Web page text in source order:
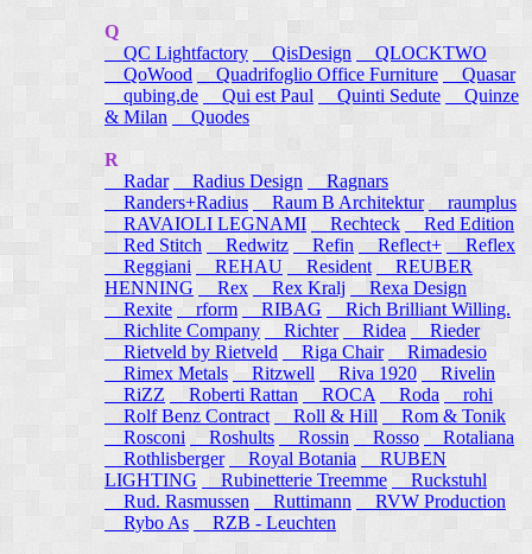
Q
QC Lightfactory
QisDesign
QLOCKTWO
QoWood Quadrifoglio Office Furniture
Quasar
qubing.de
Qui est Paul Quinti Sedute
Quinze
& Milan
Quodes
R
Radar
Radius Design
Ragnars
Randers+Radius
Raum B Architektur raumplus
RAVAIOLI LEGNAMI
Rechteck
Red Edition
Red Stitch
Redwitz Refin Reflect+
Reflex
Reggiani
REHAU Resident
REUBER
HENNING
Rex Rex Kralj
Rexa Design
Rexite
rform RIBAG
Rich Brilliant Willing.
Richlite Company
Richter Ridea
Rieder
Rietveld by Rietveld
Riga Chair
Rimadesio
Rimex Metals
Ritzwell Riva 1920
Rivelin
RiZZ
Roberti Rattan ROCA Roda
rohi
Rolf Benz Contract
Roll & Hill
Rom & Tonik
Rosconi Roshults Rossin Rosso
Rotaliana
Rothlisberger
Royal Botania
RUBEN
LIGHTING
Rubinetterie Treemme
Ruckstuhl
Rud. Rasmussen
Ruttimann
RVW Production
Rybo As
RZB - Leuchten